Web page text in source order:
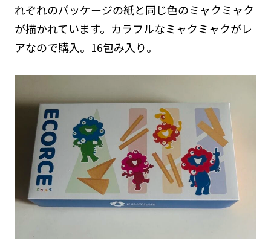
れぞれのパッケージの紙と同じ色のミャクミャク
が描かれています。カラフルなミャクミャクがレ
アなので購入。16包み入り。